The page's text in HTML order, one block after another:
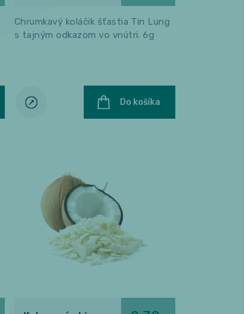
Chrumkavý koláčik šťastia Tin Lung
s tajným odkazom vo vnútri. 6g
Do košíka